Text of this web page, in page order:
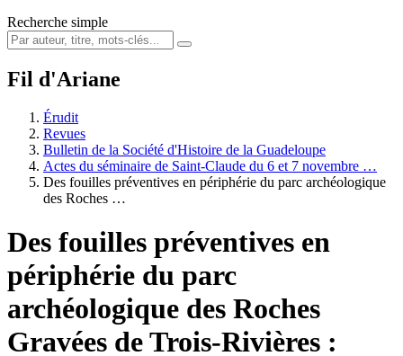
Recherche simple
Fil d'Ariane
Érudit
Revues
Bulletin de la Société d'Histoire de la Guadeloupe
Actes du séminaire de Saint-Claude du 6 et 7 novembre …
Des fouilles préventives en périphérie du parc archéologique
des Roches …
Des fouilles préventives en
périphérie du parc
archéologique des Roches
Gravées de Trois-Rivières :